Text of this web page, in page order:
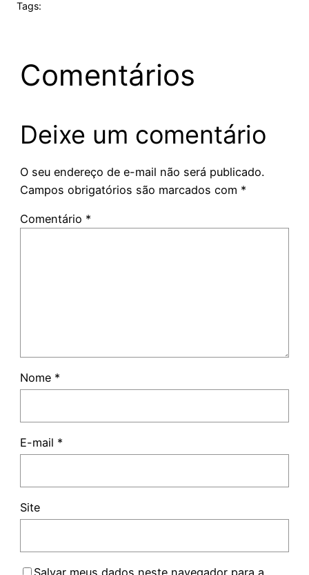
Tags:
Comentários
Deixe um comentário
O seu endereço de e-mail não será publicado.
Campos obrigatórios são marcados com *
Comentário *
Nome *
E-mail *
Site